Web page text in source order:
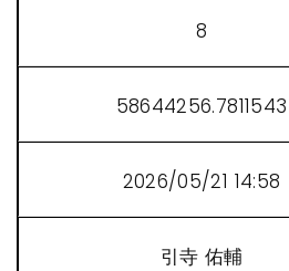
8
58644256.7811543
2026/05/21 14:58
引寺 佑輔